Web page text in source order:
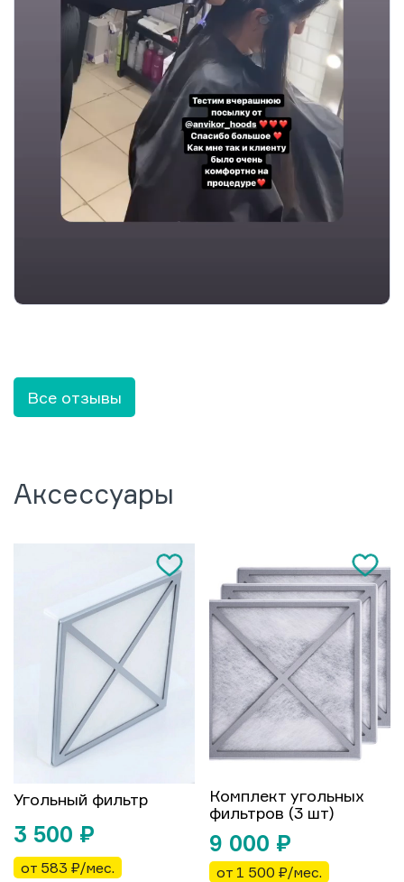
Все отзывы
Аксессуары
Угольный фильтр
3 500 ₽
от 583 ₽/мес.
Комплект угольных
фильтров (3 шт)
9 000 ₽
от 1 500 ₽/мес.